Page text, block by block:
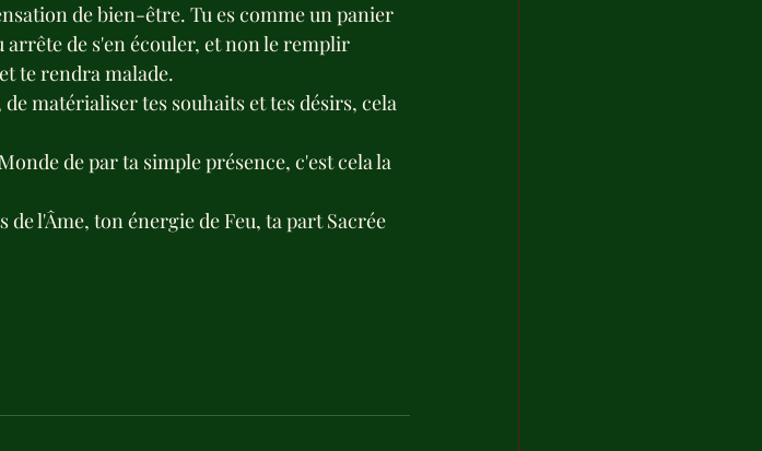
de bien-être. Tu es comme un panier
de s'en écouler, et non le remplir
te rendra malade.
matérialiser tes souhaits et tes désirs, cela
de par ta simple présence, c'est cela la
l'Âme, ton énergie de Feu, ta part Sacrée